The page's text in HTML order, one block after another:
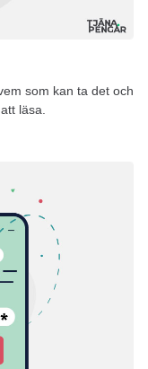
som kan ta det och
läsa.